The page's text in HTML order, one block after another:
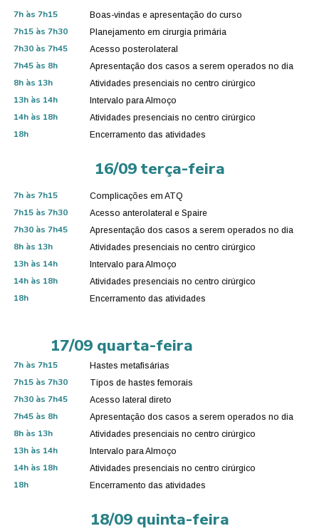
7h às 7h15 Boas-vindas e apresentação do curso
7h15 às 7h30 Planejamento em cirurgia primária
7h30 às 7h45 Acesso posterolateral
7h45 às 8h Apresentação dos casos a serem operados no dia
8h às 13h Atividades presenciais no centro cirúrgico
13h às 14h Intervalo para Almoço
14h às 18h Atividades presenciais no centro cirúrgico
18h Encerramento das atividades
16/09 terça-feira​
7h às 7h15 Complicações em ATQ
7h15 às 7h30 Acesso anterolateral e Spaire
7h30 às 7h45 Apresentação dos casos a serem operados no dia
8h às 13h Atividades presenciais no centro cirúrgico
13h às 14h Intervalo para Almoço
14h às 18h Atividades presenciais no centro cirúrgico
18h Encerramento das atividades
17/09 quarta-feira​
7h às 7h15 Hastes metafisárias
7h15 às 7h30 Tipos de hastes femorais
7h30 às 7h45 Acesso lateral direto
7h45 às 8h Apresentação dos casos a serem operados no dia
8h às 13h Atividades presenciais no centro cirúrgico
13h às 14h Intervalo para Almoço
14h às 18h Atividades presenciais no centro cirúrgico
18h Encerramento das atividades
18/09 quinta-feira​